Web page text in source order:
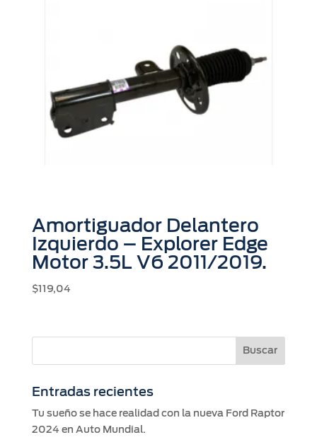
Amortiguador Delantero
Izquierdo – Explorer Edge
Motor 3.5L V6 2011/2019.
$119,04
Entradas recientes
Tu sueño se hace realidad con la nueva Ford Raptor
2024 en Auto Mundial.